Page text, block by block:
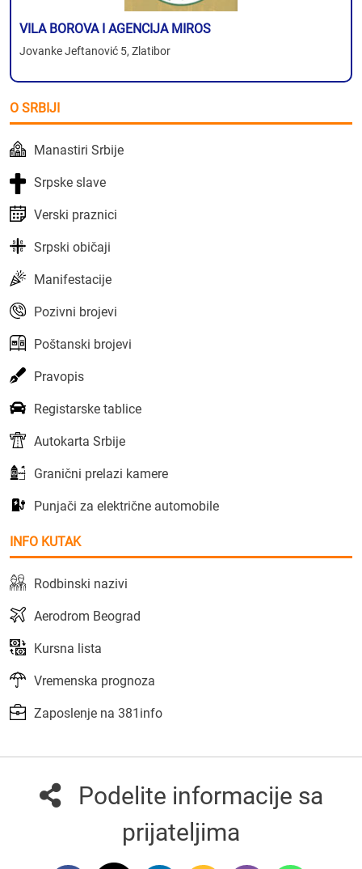
VILA BOROVA I AGENCIJA MIROS
Jovanke Jeftanović 5, Zlatibor
O SRBIJI
Manastiri Srbije
Srpske slave
Verski praznici
Srpski običaji
Manifestacije
Pozivni brojevi
Poštanski brojevi
Pravopis
Registarske tablice
Autokarta Srbije
Granični prelazi kamere
Punjači za električne automobile
INFO KUTAK
Rodbinski nazivi
Aerodrom Beograd
Kursna lista
Vremenska prognoza
Zaposlenje na 381info
Podelite informacije sa
prijateljima